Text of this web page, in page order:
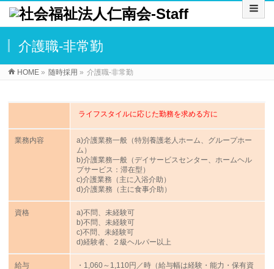
介護職-非常勤
HOME » 随時採用 » 介護職-非常勤
ライフスタイルに応じた勤務を求める方に
業務内容
a)介護業務一般（特別養護老人ホーム、グループホー
ム）
b)介護業務一般（デイサービスセンター、ホームヘル
プサービス：滞在型）
c)介護業務（主に入浴介助）
d)介護業務（主に食事介助）
資格
a)不問、未経験可
b)不問、未経験可
c)不問、未経験可
d)経験者、２級ヘルパー以上
給与
・1,060～1,110円／時（給与幅は経験・能力・保有資